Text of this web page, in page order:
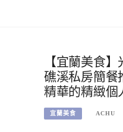
【宜蘭美食】
礁溪私房簡餐
精華的精緻個
宜蘭美食 ACHU